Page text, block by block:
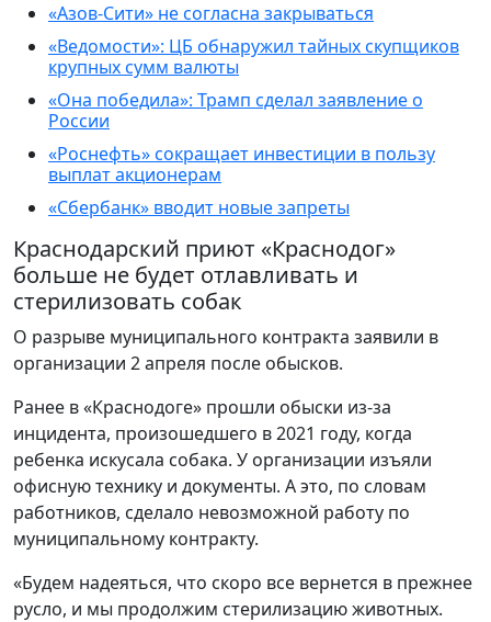
«Азов-Сити» не согласна закрываться
«Ведомости»: ЦБ обнаружил тайных скупщиков
крупных сумм валюты
«Она победила»: Трамп сделал заявление о
России
«Роснефть» сокращает инвестиции в пользу
выплат акционерам
«Сбербанк» вводит новые запреты
Краснодарский приют «Краснодог»
больше не будет отлавливать и
стерилизовать собак
О разрыве муниципального контракта заявили в
организации 2 апреля после обысков.
Ранее в «Краснодоге» прошли обыски из-за
инцидента, произошедшего в 2021 году, когда
ребенка искусала собака. У организации изъяли
офисную технику и документы. А это, по словам
работников, сделало невозможной работу по
муниципальному контракту.
«Будем надеяться, что скоро все вернется в прежнее
русло, и мы продолжим стерилизацию животных.